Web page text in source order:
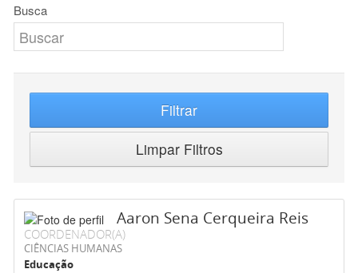
Busca
Filtrar
Limpar Filtros
Aaron Sena Cerqueira Reis
COORDENADOR(A)
CIÊNCIAS HUMANAS
Educação